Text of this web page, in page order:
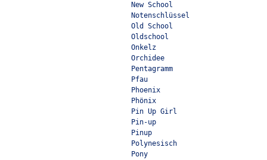
New School
Notenschlüssel
Old School
Oldschool
Onkelz
Orchidee
Pentagramm
Pfau
Phoenix
Phönix
Pin Up Girl
Pin-up
Pinup
Polynesisch
Pony